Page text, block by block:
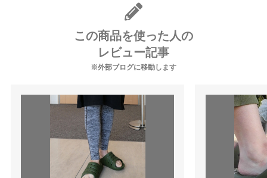
この商品を使った人の
レビュー記事
※外部ブログに移動します